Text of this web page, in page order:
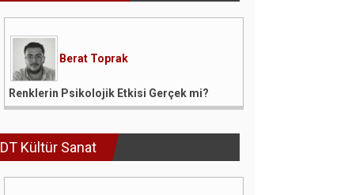
Berat Toprak
Renklerin Psikolojik Etkisi Gerçek mi?
DT Kültür Sanat